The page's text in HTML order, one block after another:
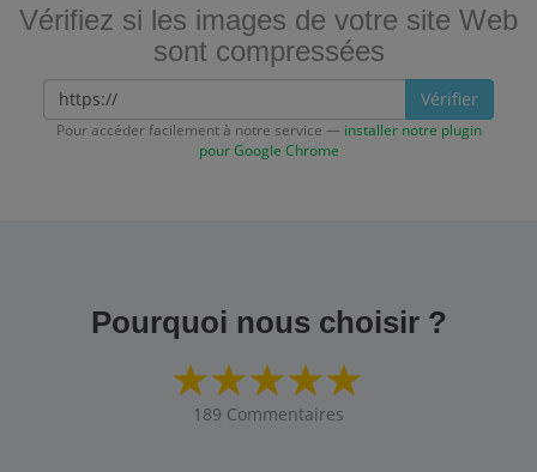
Vérifiez si les images de votre site Web
sont compressées
Vérifier
Pour accéder facilement à notre service — installer notre plugin
pour Google Chrome
Pourquoi nous choisir ?
189 Commentaires